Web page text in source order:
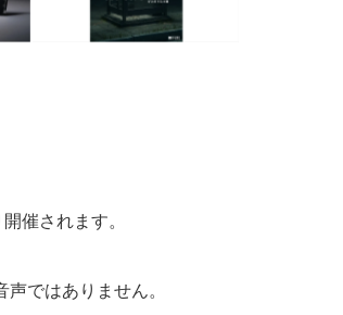
催されます。
ではありません。